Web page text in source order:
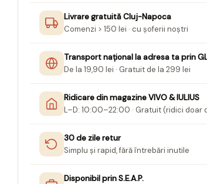
Socotitoare, Betisoare
Carti de Colorat pentru copii
Carti Educative
Carnetele notite copii
Jurnale cu cheita, lacat,
magnet
Pasta modelatoare
Harti de perete
Creta scolara
Glob Pamantesc Scolar
Livrare gratuită Cluj-Napoca
Comenzi > 150 lei · cu șoferii noștri
Transport național la adresa ta prin
De la 19,90 lei · Gratuit de la 299 lei
Ridicare din magazine VIVO & IULIUS
L–D: 10:00–22:00 · Gratuit (ridici
30 de zile retur
Simplu și rapid, fără întrebări inutile
Disponibil prin S.E.A.P.